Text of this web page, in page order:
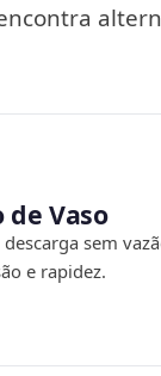
de Vaso
sem
e rapidez.